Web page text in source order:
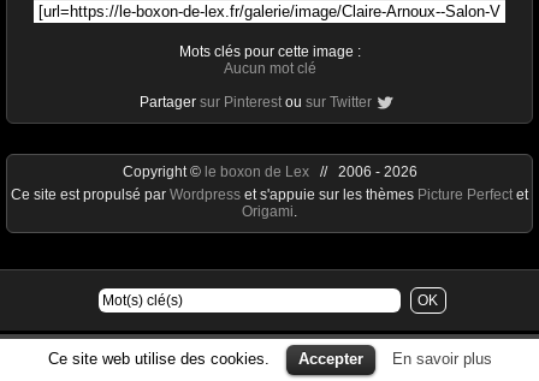
Mots clés pour cette image :
Aucun mot clé
Partager sur Pinterest ou sur Twitter
Ce site web utilise des cookies. Accepter En savoir plus
Copyright © le boxon de Lex// 2006 - 2026
Ce site est propulsé par Wordpress et s'appuie sur les thèmes Picture Perfect et
Origami